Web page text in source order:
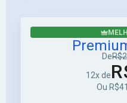
De
12x de
Ou